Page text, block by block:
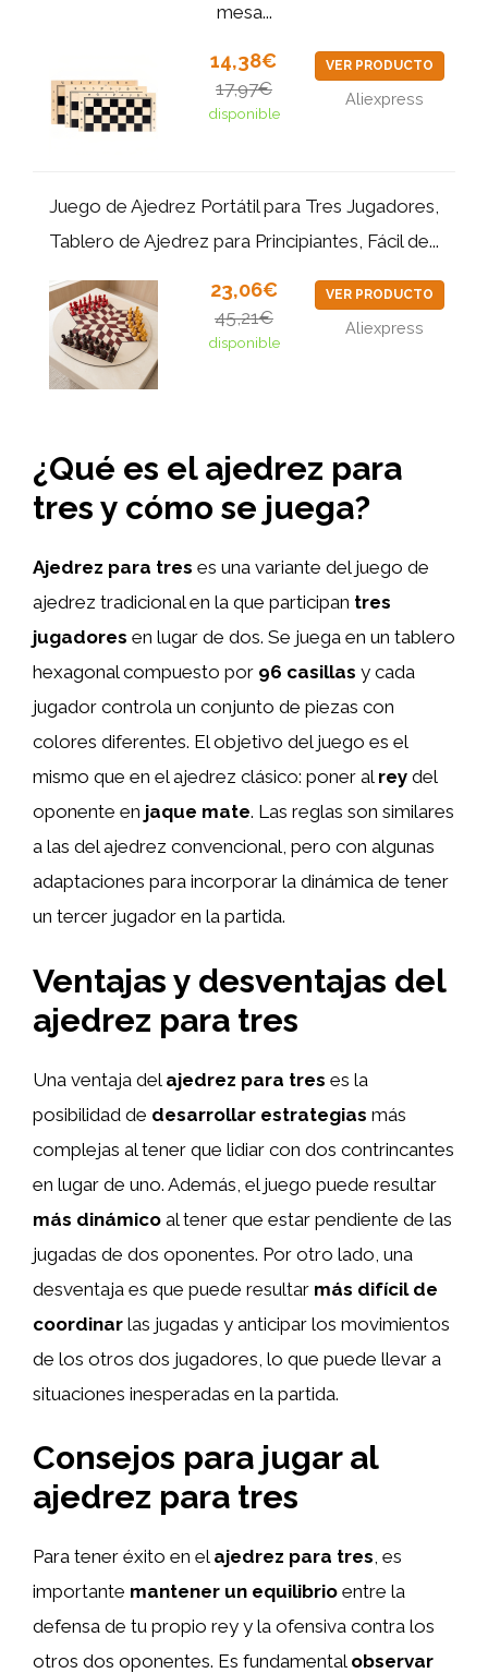
mesa...
14,38€
17,97€
disponible
VER PRODUCTO
Aliexpress
Juego de Ajedrez Portátil para Tres Jugadores,
Tablero de Ajedrez para Principiantes, Fácil de...
23,06€
45,21€
disponible
VER PRODUCTO
Aliexpress
¿Qué es el ajedrez para
tres y cómo se juega?
Ajedrez para tres es una variante del juego de
ajedrez tradicional en la que participan tres
jugadores en lugar de dos. Se juega en un tablero
hexagonal compuesto por 96 casillas y cada
jugador controla un conjunto de piezas con
colores diferentes. El objetivo del juego es el
mismo que en el ajedrez clásico: poner al rey del
oponente en jaque mate. Las reglas son similares
a las del ajedrez convencional, pero con algunas
adaptaciones para incorporar la dinámica de tener
un tercer jugador en la partida.
Ventajas y desventajas del
ajedrez para tres
Una ventaja del ajedrez para tres es la
posibilidad de desarrollar estrategias más
complejas al tener que lidiar con dos contrincantes
en lugar de uno. Además, el juego puede resultar
más dinámico al tener que estar pendiente de las
jugadas de dos oponentes. Por otro lado, una
desventaja es que puede resultar más difícil de
coordinar las jugadas y anticipar los movimientos
de los otros dos jugadores, lo que puede llevar a
situaciones inesperadas en la partida.
Consejos para jugar al
ajedrez para tres
Para tener éxito en el ajedrez para tres, es
importante mantener un equilibrio entre la
defensa de tu propio rey y la ofensiva contra los
otros dos oponentes. Es fundamental observar